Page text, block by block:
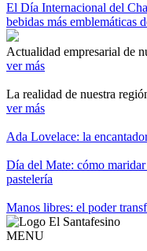
El Día Internacional del
bebidas más emblemáticas
Actualidad empresarial de
ver más
La realidad de nuestra
ver más
Ada Lovelace: la
Día del Mate: cómo
pastelería
Manos libres: el poder
MENU